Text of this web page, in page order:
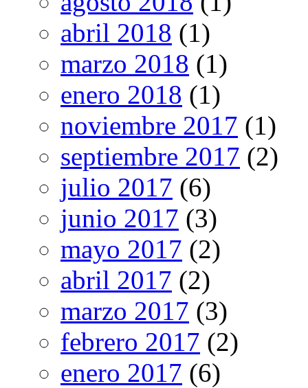
abril 2018 (1)
marzo 2018 (1)
enero 2018 (1)
noviembre 2017 (1)
septiembre 2017 (2)
julio 2017 (6)
junio 2017 (3)
mayo 2017 (2)
abril 2017 (2)
marzo 2017 (3)
febrero 2017 (2)
enero 2017 (6)